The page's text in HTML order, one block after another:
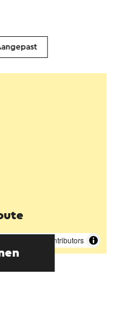
contributors